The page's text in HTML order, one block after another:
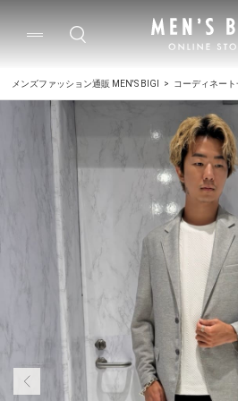
メンズファッション通販 MEN'S BIGI コーディネート